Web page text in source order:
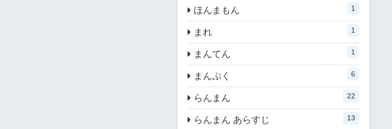
ほんまもん 1
まれ 1
まんてん 1
まんぷく 6
らんまん 22
らんまん あらすじ 13